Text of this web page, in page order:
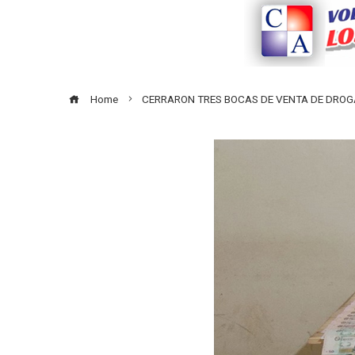
Home CERRARON TRES BOCAS DE VENTA DE